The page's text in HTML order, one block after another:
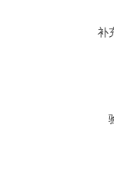
补